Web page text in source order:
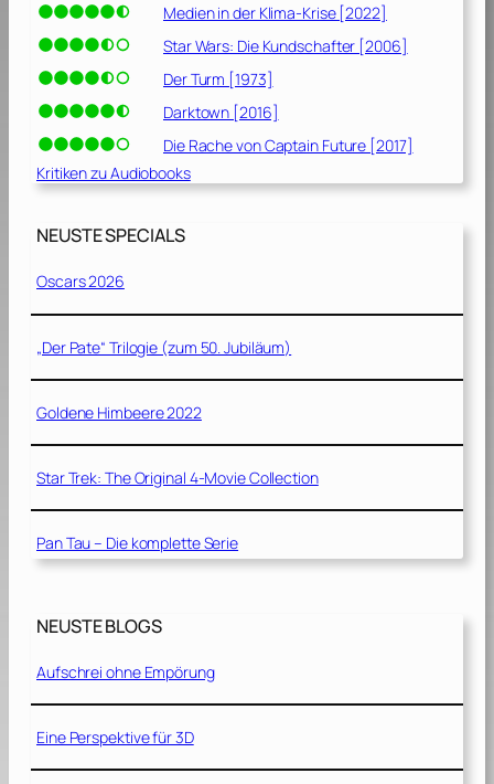
Medien in der Klima-Krise [2022]
Star Wars: Die Kundschafter [2006]
Der Turm [1973]
Darktown [2016]
Die Rache von Captain Future [2017]
Kritiken zu Audiobooks
NEUSTE SPECIALS
Oscars 2026
„Der Pate“ Trilogie (zum 50. Jubiläum)
Goldene Himbeere 2022
Star Trek: The Original 4-Movie Collection
Pan Tau – Die komplette Serie
NEUSTE BLOGS
Aufschrei ohne Empörung
Eine Perspektive für 3D